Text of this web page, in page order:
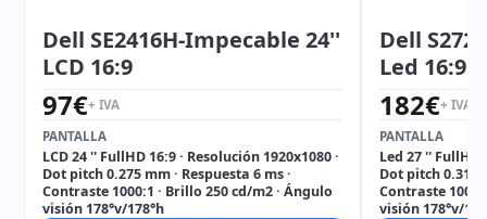
Dell SE2416H-Impecable 24''
LCD 16:9
97€+ IVA
PANTALLA
LCD 24 '' FullHD 16:9 · Resolución 1920x1080 ·
Dot pitch 0.275 mm · Respuesta 6 ms ·
Contraste 1000:1 · Brillo 250 cd/m2 · Ángulo
visión 178°v/178°h
Dell
Led 16:9
182€+ IVA
PANTALLA
Led 27 '' FullHD
Dot pitch 0.3114
Contraste
visión 178°v/